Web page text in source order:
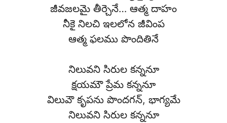
జీవజలమై తీర్చెనే… ఆత్మ దాహం
నీకై నిలచి ఇలలోన జీవింప
ఆత్మ ఫలము పొందితినే
నిలువని సిరుల కన్ననూ
క్షయమౌ ప్రేమ కన్ననూ
విలువౌ కృపను పొందగన్, భాగ్యమే
నిలువని సిరుల కన్ననూ